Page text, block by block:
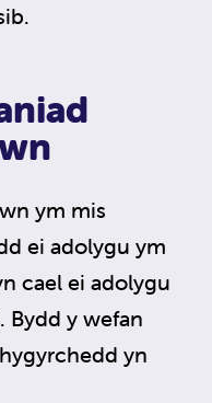
ym mis
ei adolygu ym
cael ei adolygu
Bydd y wefan
yn